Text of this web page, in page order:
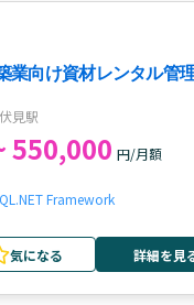
業向け資材レンタル管
見駅
550,000 円/月額
.NET Framework
気になる 詳細を見